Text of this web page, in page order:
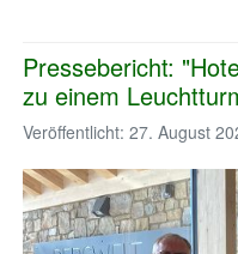
Pressebericht:
zu einem
Veröffentlicht: 27. August